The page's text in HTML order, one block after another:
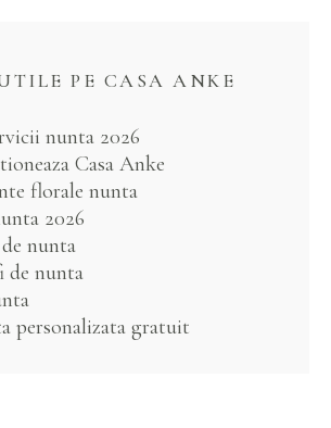
PE CASA ANKE
nunta 2026
Casa Anke
florale nunta
2026
nunta
de nunta
personalizata gratuit